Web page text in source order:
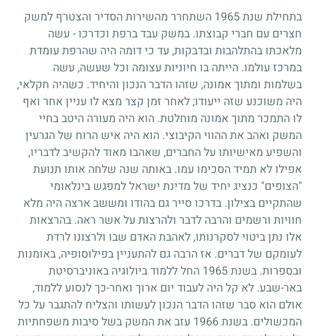
בתחילת שנת1965 השתחרר מהשירות הסדיר והצטרף למשק
חצרים עם חברי קבוצתו. במשק עבד ברפת וכדרכו- עשה
מלאכתו בהתלהבות ובדבקות, עד כי דומה היה שהרפת עומדת
במרכז עולמו. הייתה בו חיוניות עצומה וכל שעשה, עשה
בשלמות ומתוך אמונה, שזהו הדבר הנכון והיחיד. כשהיה חקלאי,
היה משוכנע שזה ייעודו; לאחר זמן קצר מצא לו עניין אחר ואף
לו התמכר מתוך אמונה מוחלטת. הוא היה מעורה היטב בחיי
המשק ואהב את ההווי הקיבוצי. הוא היה איש הרוח של הגרעין
והשפיע מאישיותו על החברים, שאהבו מאוד להקשיב לדבריו,
אפילו לא תמיד הסכימו עמו. באותה שנה שלחה אותו תנועת
"הצופים" כנציג יחיד של מדינת ישראל למפגש בינלאומי
שהתקיים בצילון. בדרכו סייר גם בהודו ומששב ארצה היה מלא
חוויות ורשמים והרבה לדבר ולהרצות על אשר ראה. בהרצאות
אלו נתן ביטוי לסקרנותו, לאהבת האדם שבו ולרצונו לרדת
לעומקם של דברים. אז הרבה גם להתעניין בפילוסופיה, באומנות
ובספרות. בשנת1965 החל ללמוד ביולוגיה באוניברסיטת
באר-שבע. לא קל היה לעבוד יום ארוך ואחר-כך לנסוע ללמוד,
אולם הוא סבר שזהו הדבר הנכון לעשותו והצליח להתגבר על כל
המכשולים. בשנת1966 עזב את המשק בשל סיבות משפחתיות